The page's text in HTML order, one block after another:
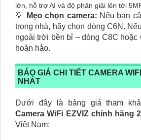
lớn, hỗ trợ AI và độ phân giải lên tới
💡 Mẹo chọn camera: Nếu bạn
trong nhà, hãy chọn dòng C6N.
ngoài trời bền bỉ – dòng C8C hoặc
hoàn hảo.
BÁO GIÁ CHI TIẾT CAMERA
NHẤT
Dưới đây là bảng giá tham
Camera WiFi EZVIZ chính hãng
Việt Nam: